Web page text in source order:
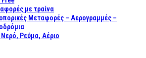
με τραίνα
Μεταφορές – Αερογραμμές –
Ρεύμα, Αέριο